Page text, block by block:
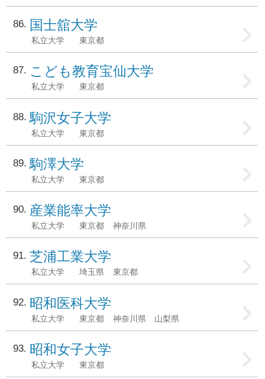
86 国士舘大学
私立大学 東京都
87 こども教育宝仙大学
私立大学 東京都
88 駒沢女子大学
私立大学 東京都
89 駒澤大学
私立大学 東京都
90 産業能率大学
私立大学 東京都 神奈川県
91 芝浦工業大学
私立大学 埼玉県 東京都
92 昭和医科大学
私立大学 東京都 神奈川県 山梨県
93 昭和女子大学
私立大学 東京都